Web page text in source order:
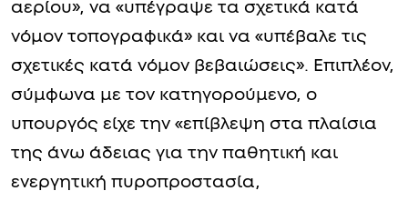
αερίου», να «υπέγραψε τα σχετικά κατά
νόμον τοπογραφικά» και να «υπέβαλε τις
σχετικές κατά νόμον βεβαιώσεις». Επιπλέον,
σύμφωνα με τον κατηγορούμενο, ο
υπουργός είχε την «επίβλεψη στα πλαίσια
της άνω άδειας για την παθητική και
ενεργητική πυροπροστασία,